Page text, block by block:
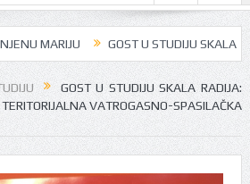
MARIJU GOST U STUDIJU SKALA RADIJA
GOST U STUDIJU SKALA RADIJA:
VATROGASNO-SPASILAČKA